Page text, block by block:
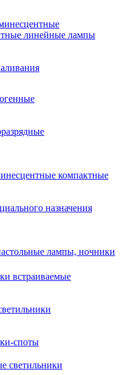
линейные лампы
компактные
назначения
лампы, ночники
встраиваемые
споты
светильники